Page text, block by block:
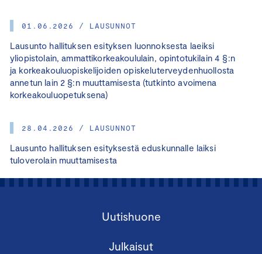
01.06.2026 / LAUSUNNOT
Lausunto hallituksen esityksen luonnoksesta laeiksi
yliopistolain, ammattikorkeakoululain, opintotukilain 4 §:n
ja korkeakouluopiskelijoiden opiskeluterveydenhuollosta
annetun lain 2 §:n muuttamisesta (tutkinto avoimena
korkeakouluopetuksena)
28.04.2026 / LAUSUNNOT
Lausunto hallituksen esityksestä eduskunnalle laiksi
tuloverolain muuttamisesta
Uutishuone
Julkaisut